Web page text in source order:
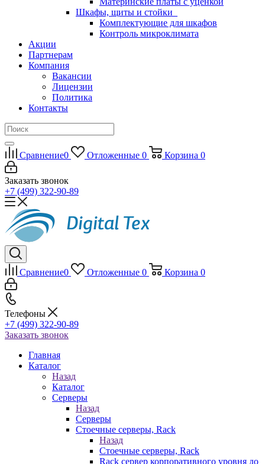
Шкафы, щиты и стойки
Комплектующие для шкафов
Контроль микроклимата
Акции
Партнерам
Компания
Вакансии
Лицензии
Политика
Контакты
Сравнение0 Отложенные 0 Корзина 0
Заказать звонок
+7 (499) 322-90-89
Сравнение0 Отложенные 0 Корзина 0
Телефоны
+7 (499) 322-90-89
Заказать звонок
Главная
Каталог
Назад
Каталог
Серверы
Назад
Серверы
Стоечные серверы, Rack
Назад
Стоечные серверы, Rack
Rack сервер корпоративного уровня до